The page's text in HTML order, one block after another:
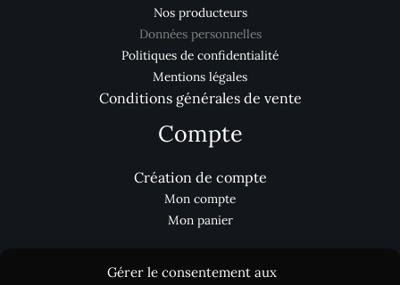
Gérer le consentement aux
Nos producteurs
Données personnelles
Politiques de confidentialité
Mentions légales
Conditions générales de vente
Compte
Création de compte
Mon compte
Mon panier